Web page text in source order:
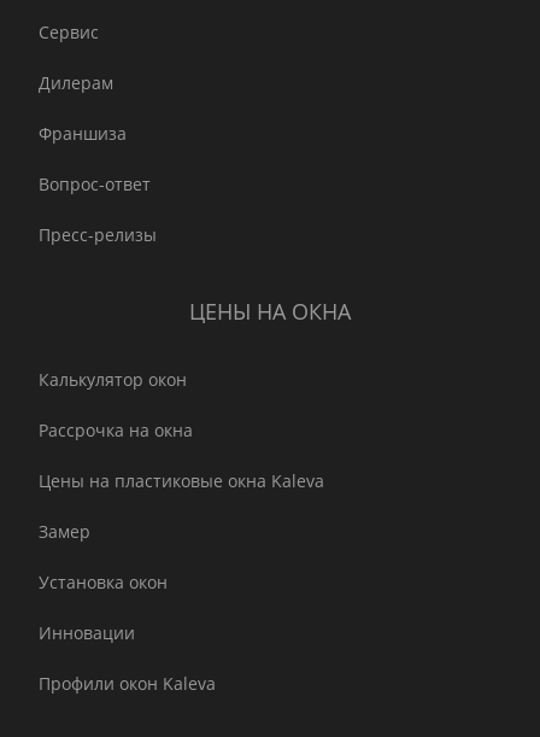
Сервис
Дилерам
Франшиза
Вопрос-ответ
Пресс-релизы
ЦЕНЫ НА ОКНА
Калькулятор окон
Рассрочка на окна
Цены на пластиковые окна Kaleva
Замер
Установка окон
Инновации
Профили окон Kaleva